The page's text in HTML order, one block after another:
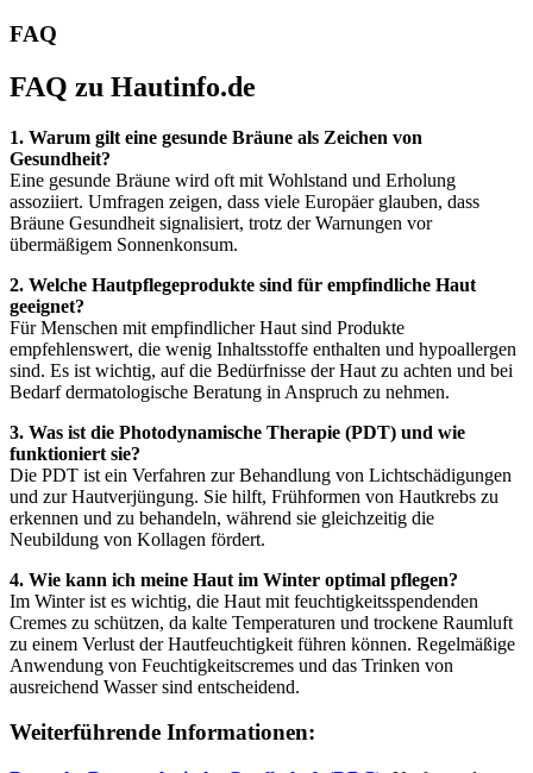
FAQ
FAQ zu Hautinfo.de
1. Warum gilt eine gesunde Bräune als Zeichen von
Gesundheit?
Eine gesunde Bräune wird oft mit Wohlstand und Erholung
assoziiert. Umfragen zeigen, dass viele Europäer glauben, dass
Bräune Gesundheit signalisiert, trotz der Warnungen vor
übermäßigem Sonnenkonsum.
2. Welche Hautpflegeprodukte sind für empfindliche Haut
geeignet?
Für Menschen mit empfindlicher Haut sind Produkte
empfehlenswert, die wenig Inhaltsstoffe enthalten und hypoallergen
sind. Es ist wichtig, auf die Bedürfnisse der Haut zu achten und bei
Bedarf dermatologische Beratung in Anspruch zu nehmen.
3. Was ist die Photodynamische Therapie (PDT) und wie
funktioniert sie?
Die PDT ist ein Verfahren zur Behandlung von Lichtschädigungen
und zur Hautverjüngung. Sie hilft, Frühformen von Hautkrebs zu
erkennen und zu behandeln, während sie gleichzeitig die
Neubildung von Kollagen fördert.
4. Wie kann ich meine Haut im Winter optimal pflegen?
Im Winter ist es wichtig, die Haut mit feuchtigkeitsspendenden
Cremes zu schützen, da kalte Temperaturen und trockene Raumluft
zu einem Verlust der Hautfeuchtigkeit führen können. Regelmäßige
Anwendung von Feuchtigkeitscremes und das Trinken von
ausreichend Wasser sind entscheidend.
Weiterführende Informationen: